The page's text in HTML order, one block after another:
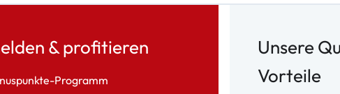
& profitieren
Programm
Unsere
Vorteile